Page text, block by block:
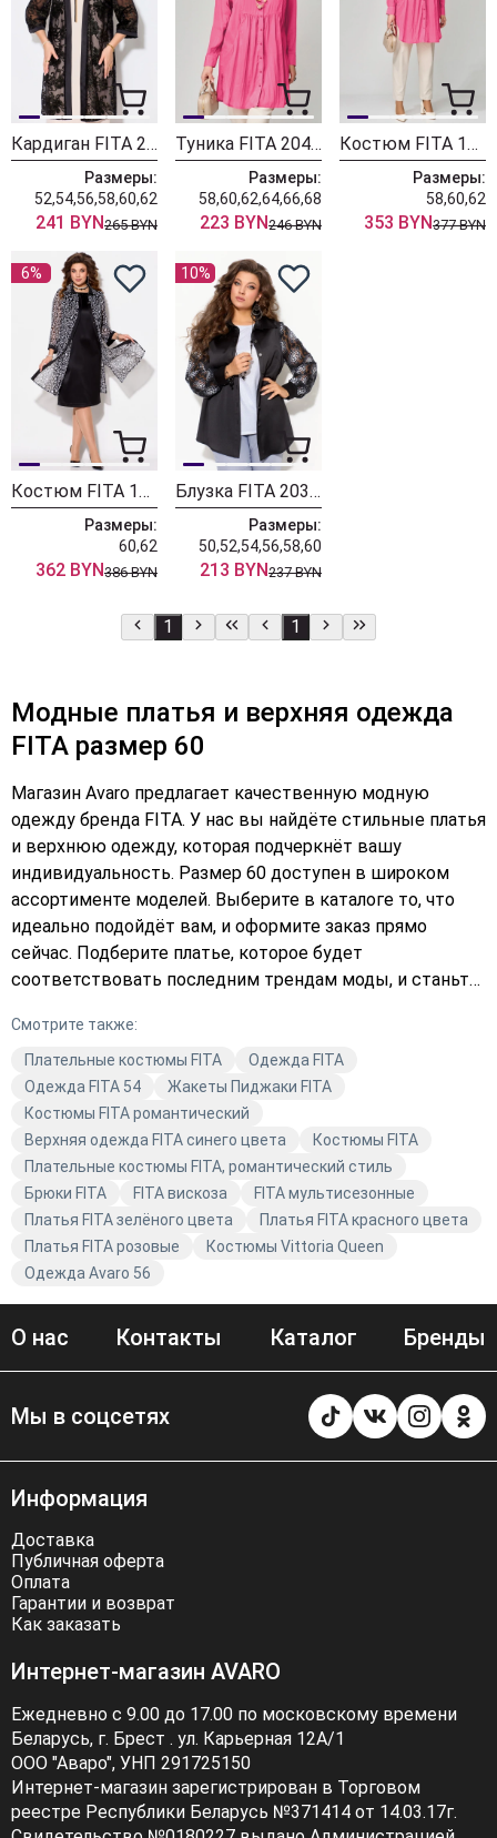
Кардиган FITA 20253 черно-золотой
Размеры:
52,54,56,58,60,62
241 BYN265 BYN
Туника FITA 20424 розовый
Размеры:
58,60,62,64,66,68
223 BYN246 BYN
Костюм FITA 1514 розовый + бежевый
Размеры:
58,60,62
353 BYN377 BYN
6%
Костюм FITA 1391 черный
Размеры:
60,62
362 BYN386 BYN
10%
Блузка FITA 2032 черный
Размеры:
50,52,54,56,58,60
213 BYN237 BYN
1 1
Модные платья и верхняя одежда
FITA размер 60
Магазин Avaro предлагает качественную модную
одежду бренда FITA. У нас вы найдёте стильные платья
и верхнюю одежду, которая подчеркнёт вашу
индивидуальность. Размер 60 доступен в широком
ассортименте моделей. Выберите в каталоге то, что
идеально подойдёт вам, и оформите заказ прямо
сейчас. Подберите платье, которое будет
соответствовать последним трендам моды, и станьте
возможность купить качественную одежду по
выгодной цене. Закажите с доставкой и
наслаждайтесь комфортом и стилем от FITA.
Смотрите также:
Плательные костюмы FITA
Одежда FITA
Одежда FITA 54
Жакеты Пиджаки FITA
Костюмы FITA романтический
Верхняя одежда FITA синего цвета
Костюмы FITA
Плательные костюмы FITA, романтический стиль
Брюки FITA
FITA вискоза
FITA мультисезонные
Платья FITA зелёного цвета
Платья FITA красного цвета
Платья FITA розовые
Костюмы Vittoria Queen
Одежда Avaro 56
О нас Контакты Каталог Бренды
Мы в соцсетях
Информация
Доставка
Публичная оферта
Оплата
Гарантии и возврат
Как заказать
Интернет-магазин AVARO
Ежедневно с 9.00 до 17.00 по московскому времени
Беларусь, г. Брест . ул. Карьерная 12А/1
ООО "Аваро", УНП 291725150
Интернет-магазин зарегистрирован в Торговом
реестре Республики Беларусь №371414 от 14.03.17г.